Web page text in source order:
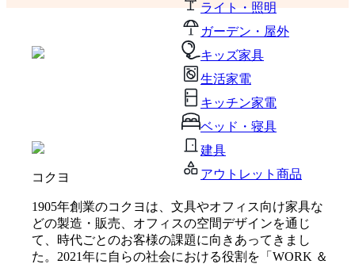
ライト・照明
ガーデン・屋外
キッズ家具
生活家電
キッチン家電
ベッド・寝具
建具
アウトレット商品
コクヨ
1905年創業のコクヨは、文具やオフィス向け家具な
どの製造・販売、オフィスの空間デザインを通じ
て、時代ごとのお客様の課題に向きあってきまし
た。2021年に自らの社会における役割を「WORK ＆